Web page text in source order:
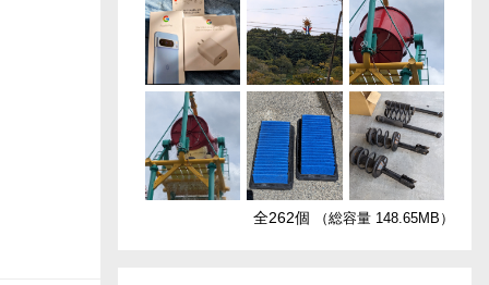
全262個 （総容量 148.65MB）